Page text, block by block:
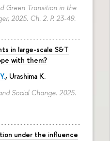
Green Transition in the
2025. Ch. 2. P. 23-49.
in large-scale S&T
with them?
, Urashima K.
Social Change. 2025.
under the influence